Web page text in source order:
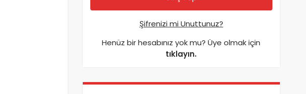
Şifrenizi mi Unuttunuz?
Henüz bir hesabınız yok mu? Üye olmak için
tıklayın.